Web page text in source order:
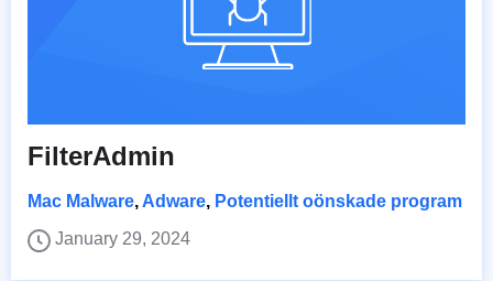
FilterAdmin
Mac Malware, Adware, Potentiellt oönskade program
January 29, 2024